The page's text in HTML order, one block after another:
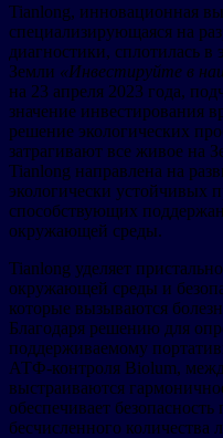
Tianlong, инновационная
специализирующаяся на
диагностики, сплотилась
Земли «Инвестируйте в
на 23 апреля 2023 года,
значение инвестирования
решение экологических
затрагивают все живое на
Tianlong направлена на
экологически устойчивых
способствующих
окружающей среды.
Tianlong уделяет
окружающей среды и
которые вызываются
Благодаря решению для
поддерживаемому
АТФ-контроля Biolum,
выстраиваются
обеспечивает
бесчисленного количества